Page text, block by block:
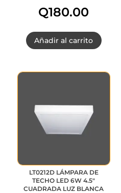
Q180.00
Añadir al carrito
LT0212D LÁMPARA DE
TECHO LED 6W 4.5″
CUADRADA LUZ BLANCA